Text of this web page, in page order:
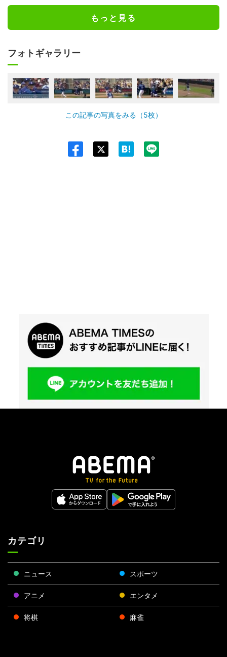
もっと見る
フォトギャラリー
この記事の写真をみる（5枚）
カテゴリ
ニュース スポーツ
アニメ エンタメ
将棋 麻雀